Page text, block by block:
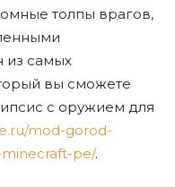
толпы врагов,
из самых
вы сможете
с оружием для
mod-gorod-
pe/.